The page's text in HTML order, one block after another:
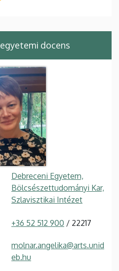
egyetemi docens
Debreceni Egyetem,
Bölcsészettudományi Kar,
Szlavisztikai Intézet
+36 52 512 900 / 22217
molnar.angelika@arts.unid
eb.hu